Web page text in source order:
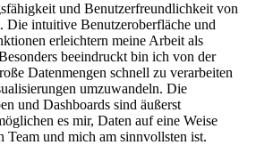
und Benutzerfreundlichkeit von
Die intuitive Benutzeroberfläche und
erleichtern meine Arbeit als
beeindruckt bin ich von der
Datenmengen schnell zu verarbeiten
umzuwandeln. Die
und Dashboards sind äußerst
es mir, Daten auf eine Weise
Team und mich am sinnvollsten ist.